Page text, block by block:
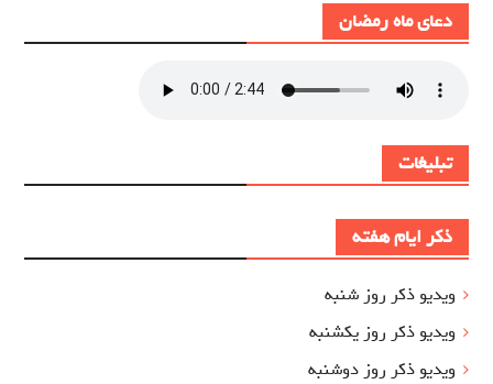
دعای ماه رمضان
تبلیغات
ذکر ایام هفته
ویدیو ذکر روز شنبه
ویدیو ذکر روز یکشنبه
ویدیو ذکر روز دوشنبه